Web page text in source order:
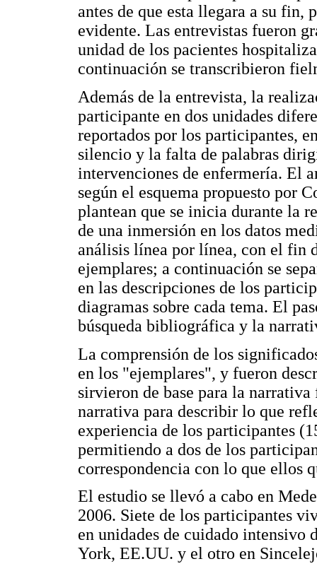
antes de que esta llegara a su fin,
evidente. Las entrevistas fueron
unidad de los pacientes
continuación se transcribieron
Además de la entrevista, la
participante en dos unidades
reportados por los participantes,
silencio y la falta de palabras
intervenciones de enfermería. El
según el esquema propuesto por
plantean que se inicia durante la
de una inmersión en los datos
análisis línea por línea, con el fin
ejemplares; a continuación se
en las descripciones de los
diagramas sobre cada tema. El
búsqueda bibliográfica y la
La comprensión de los
en los "ejemplares", y fueron
sirvieron de base para la
narrativa para describir lo que
experiencia de los participantes
permitiendo a dos de los
correspondencia con lo que ellos
El estudio se llevó a cabo en
2006. Siete de los participantes
en unidades de cuidado intensivo
York, EE.UU. y el otro en